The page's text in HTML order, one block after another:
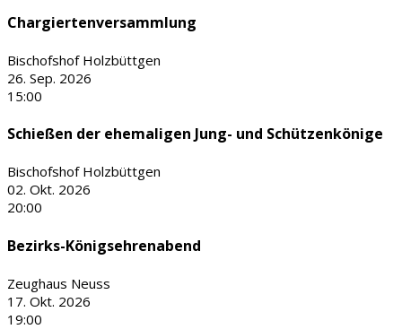
Chargiertenversammlung
Bischofshof Holzbüttgen
26. Sep. 2026
15:00
Schießen der ehemaligen Jung- und Schützenkönige
Bischofshof Holzbüttgen
02. Okt. 2026
20:00
Bezirks-Königsehrenabend
Zeughaus Neuss
17. Okt. 2026
19:00